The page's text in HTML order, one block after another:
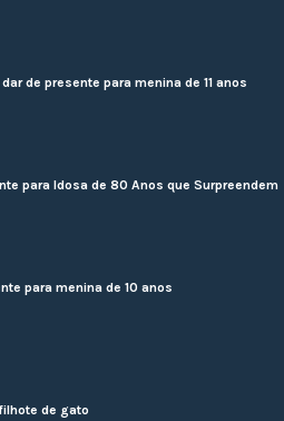
de presente para menina de 11 anos
para Idosa de 80 Anos que Surpreendem
para menina de 10 anos
de gato